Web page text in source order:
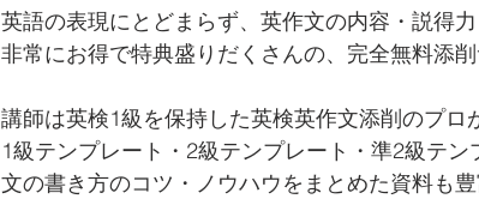
英語の表現にとどまらず、英作文の内容・説得
非常にお得で特典盛りだくさんの、完全無料添
講師は英検1級を保持した英検英作文添削のプ
1級テンプレート・2級テンプレート・準2級テ
文の書き方のコツ・ノウハウをまとめた資料も豊